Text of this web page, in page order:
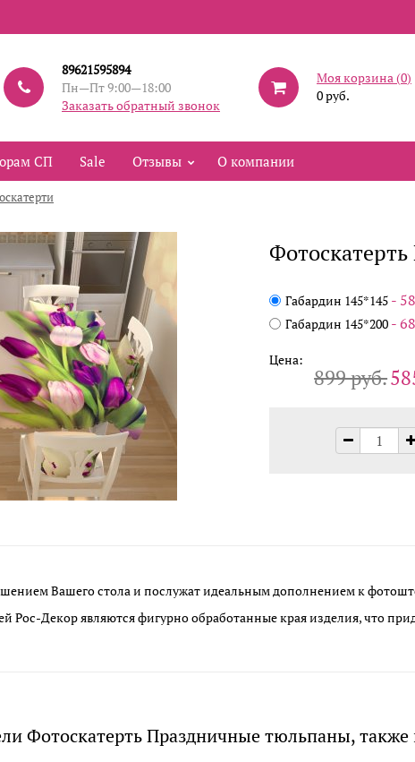
89621595894
Пн—Пт 9:00—18:00
Заказать обратный звонок
Моя корзина (0)
0 руб.
СП Sale Отзывы О компании
Габардин 145*145 -
Габардин 145*200 -
Цена:
899 руб.
Вашего стола и послужат идеальным дополнением к
Рос-Декор являются фигурно обработанные края изделия, что
Фотоскатерть Праздничные тюльпаны, также